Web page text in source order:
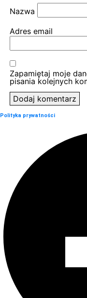
Nazwa
Adres email
Zapamiętaj moje
pisania kolejnych
Polityka prywatności